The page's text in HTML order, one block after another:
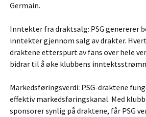
Germain.
Inntekter fra draktsalg: PSG genererer
inntekter gjennom salg av drakter.
draktene etterspurt av fans over hele
bidrar til å øke klubbens
Markedsføringsverdi: PSG-draktene
effektiv markedsføringskanal. Med
sponsorer synlig på draktene, får PSG